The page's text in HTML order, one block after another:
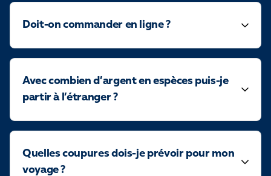
Doit-on commander en ligne ?
Avec combien d’argent en espèces puis-je
partir à l’étranger ?
Quelles coupures dois-je prévoir pour mon
voyage ?